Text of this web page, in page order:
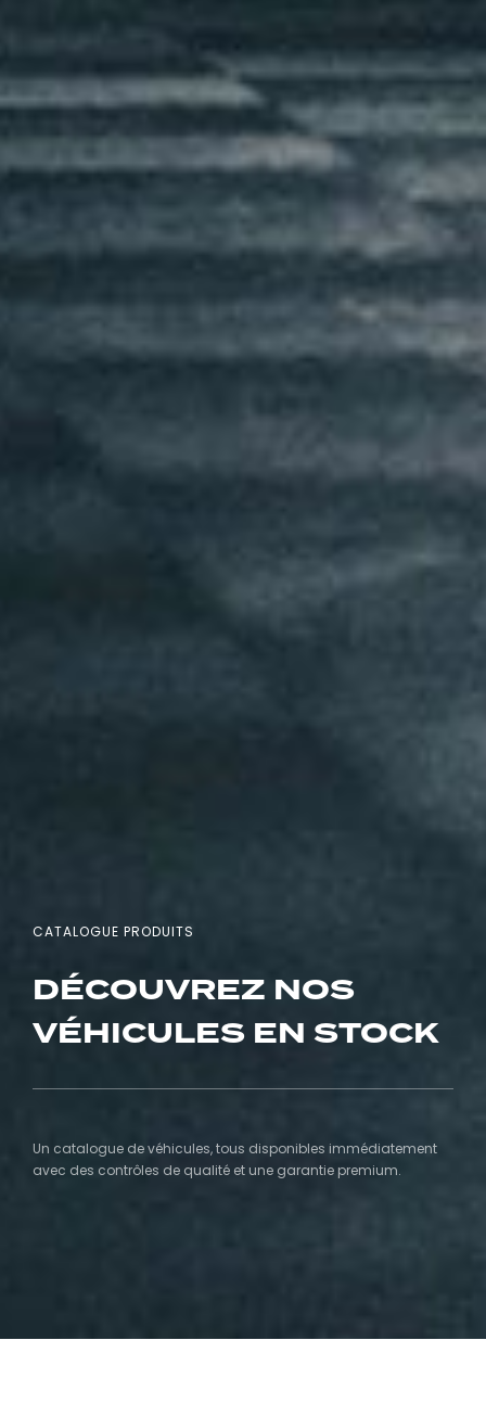
CATALOGUE PRODUITS
DÉCOUVREZ NOS
VÉHICULES EN STOCK
Un catalogue de véhicules, tous disponibles immédiatement
avec des contrôles de qualité et une garantie premium.